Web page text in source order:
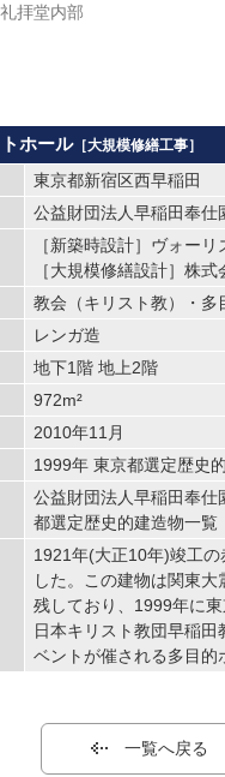
礼拝堂内部
ホール［大規模修繕工事］
東京都新宿区西早稲田
公益財団法人早稲田奉仕
［新築時設計］ヴォー
［大規模修繕設計］株
教会（キリスト教）・多
レンガ造
地下1階 地上2階
972m²
2010年11月
1999年 東京都選定歴史
公益財団法人早稲田奉仕
都選定歴史的建造物一覧
1921年(大正10年)竣工
した。この建物は関東
残しており、1999年に
日本キリスト教団早稲
ベントが催される多目
一覧へ戻る